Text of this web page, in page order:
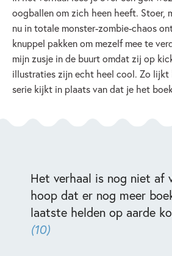
oogballen om zich heen heeft. Stoer,
nu in totale monster-zombie-chaos
knuppel pakken om mezelf mee te
mijn zusje in de buurt omdat zij op
illustraties zijn echt heel cool. Zo lijkt
serie kijkt in plaats van dat je het
Het verhaal is nog niet af
hoop dat er nog meer
laatste helden op aarde
(10)